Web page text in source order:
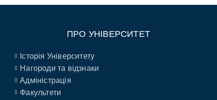
ПРО УНІВЕРСИТЕТ
Історія Університету
Нагороди та відзнаки
Адміністрація
Факультети